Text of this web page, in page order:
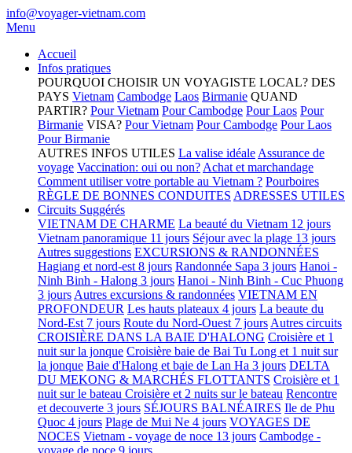
info@voyager-vietnam.com
Menu
Accueil
Infos pratiques
POURQUOI CHOISIR UN VOYAGISTE LOCAL? DES
PAYS Vietnam Cambodge Laos Birmanie QUAND
PARTIR? Pour Vietnam Pour Cambodge Pour Laos Pour
Birmanie VISA? Pour Vietnam Pour Cambodge Pour Laos
Pour Birmanie
AUTRES INFOS UTILES La valise idéale Assurance de
voyage Vaccination: oui ou non? Achat et marchandage
Comment utiliser votre portable au Vietnam ? Pourboires
RÈGLE DE BONNES CONDUITES ADRESSES UTILES
Circuits Suggérés
VIETNAM DE CHARME La beauté du Vietnam 12 jours
Vietnam panoramique 11 jours Séjour avec la plage 13 jours
Autres suggestions EXCURSIONS & RANDONNÉES
Hagiang et nord-est 8 jours Randonnée Sapa 3 jours Hanoi -
Ninh Binh - Halong 3 jours Hanoi - Ninh Binh - Cuc Phuong
3 jours Autres excursions & randonnées VIETNAM EN
PROFONDEUR Les hauts plateaux 4 jours La beaute du
Nord-Est 7 jours Route du Nord-Ouest 7 jours Autres circuits
CROISIÈRE DANS LA BAIE D'HALONG Croisière et 1
nuit sur la jonque Croisière baie de Bai Tu Long et 1 nuit sur
la jonque Baie d'Halong et baie de Lan Ha 3 jours DELTA
DU MEKONG & MARCHÉS FLOTTANTS Croisière et 1
nuit sur le bateau Croisière et 2 nuits sur le bateau Rencontre
et decouverte 3 jours SÉJOURS BALNÉAIRES Ile de Phu
Quoc 4 jours Plage de Mui Ne 4 jours VOYAGES DE
NOCES Vietnam - voyage de noce 13 jours Cambodge -
voyage de noce 9 jours